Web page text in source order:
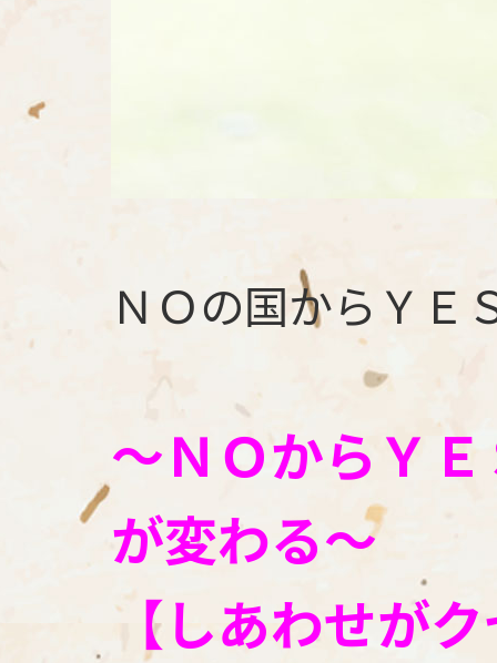
ＮＯの国からＹＥ
～ＮＯからＹ
が変わる～
【しあわせが